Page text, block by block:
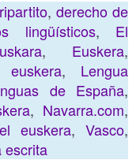
,derecho de
lingüísticos, El
, Euskera,
, Lengua
de España,
, Navarra.com,
euskera,Vasco,
escrita